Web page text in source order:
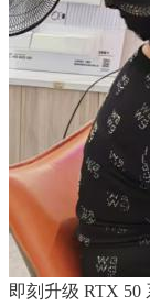
即刻升级 RTX 50